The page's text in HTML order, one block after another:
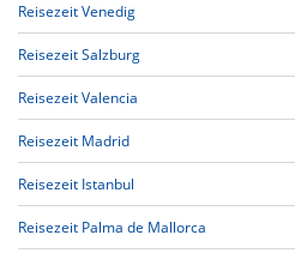
Reisezeit Venedig
Reisezeit Salzburg
Reisezeit Valencia
Reisezeit Madrid
Reisezeit Istanbul
Reisezeit Palma de Mallorca